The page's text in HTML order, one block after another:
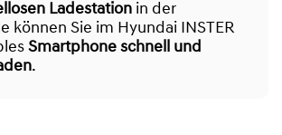
Ladestation in der
können Sie im Hyundai INSTER
Smartphone schnell und
.